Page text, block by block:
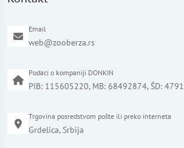
Email
web@zooberza.rs
Podaci o kompaniji DONKIN
PIB: 115605220, MB: 68492874, ŠD: 4791
Trgovina posredstvom pošte ili preko interneta
Grdelica, Srbija